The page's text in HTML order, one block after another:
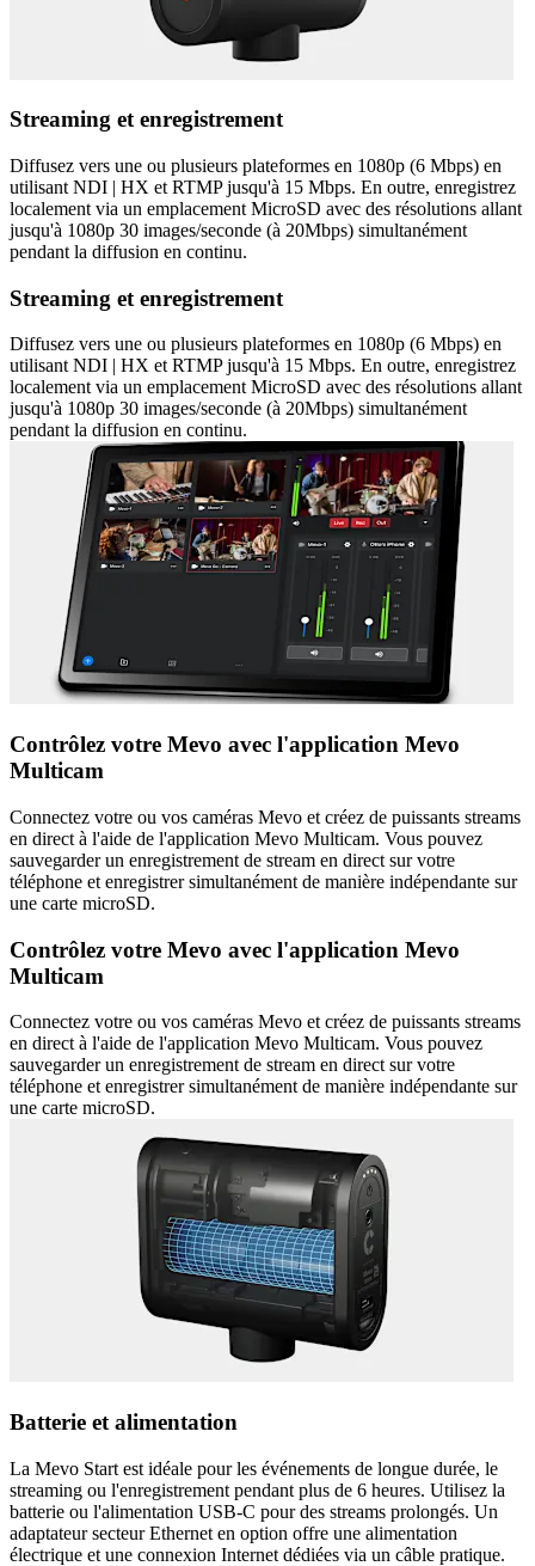
Streaming et enregistrement
Diffusez vers une ou plusieurs plateformes en 1080p (6 Mbps) en
utilisant NDI | HX et RTMP jusqu'à 15 Mbps. En outre, enregistrez
localement via un emplacement MicroSD avec des résolutions allant
jusqu'à 1080p 30 images/seconde (à 20Mbps) simultanément
pendant la diffusion en continu.
Streaming et enregistrement
Diffusez vers une ou plusieurs plateformes en 1080p (6 Mbps) en
utilisant NDI | HX et RTMP jusqu'à 15 Mbps. En outre, enregistrez
localement via un emplacement MicroSD avec des résolutions allant
jusqu'à 1080p 30 images/seconde (à 20Mbps) simultanément
pendant la diffusion en continu.
Contrôlez votre Mevo avec l'application Mevo
Multicam
Connectez votre ou vos caméras Mevo et créez de puissants streams
en direct à l'aide de l'application Mevo Multicam. Vous pouvez
sauvegarder un enregistrement de stream en direct sur votre
téléphone et enregistrer simultanément de manière indépendante sur
une carte microSD.
Contrôlez votre Mevo avec l'application Mevo
Multicam
Connectez votre ou vos caméras Mevo et créez de puissants streams
en direct à l'aide de l'application Mevo Multicam. Vous pouvez
sauvegarder un enregistrement de stream en direct sur votre
téléphone et enregistrer simultanément de manière indépendante sur
une carte microSD.
Batterie et alimentation
La Mevo Start est idéale pour les événements de longue durée, le
streaming ou l'enregistrement pendant plus de 6 heures. Utilisez la
batterie ou l'alimentation USB-C pour des streams prolongés. Un
adaptateur secteur Ethernet en option offre une alimentation
électrique et une connexion Internet dédiées via un câble pratique.